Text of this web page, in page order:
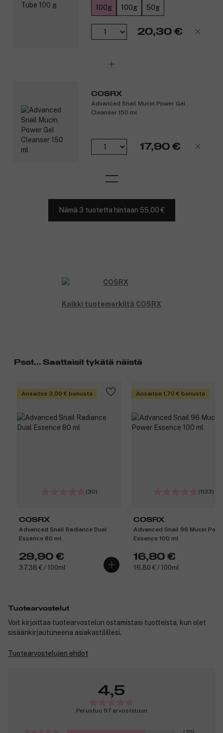
100g 100g 50g
20,30 €
COSRX
Advanced Snail Mucin Power Gel
Cleanser 150 ml
17,90 €
Nämä 3 tuotetta hintaan 55,00 €
Kaikki tuotemerkiltä COSRX
Psst... Saattaisit tykätä näistä
Ansaitse 3,00 € bonusta
(30)
COSRX
Advanced Snail Radiance Dual
Essence 80 ml
29,90 €
37,38 € / 100ml
Ansaitse 1,70 € bonusta
(1133)
COSRX
Advanced Snail 96 Mucin
Essence 100 ml
16,80 €
16,80 € / 100ml
Tuotearvostelut
Voit kirjoittaa tuotearvostelun ostamistasi tuotteista, kun olet
sisäänkirjautuneena asiakastilillesi.
Tuotearvostelujen ehdot
4,5
Perustuu 97 arvosteluun